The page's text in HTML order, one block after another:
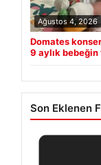
Ağustos 4, 2026
Domates
9 aylık bebeğin
Son Eklenen